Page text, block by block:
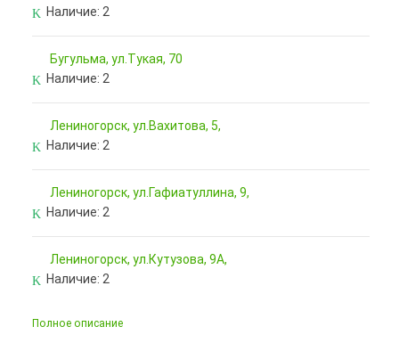
Наличие: 2
Бугульма, ул.Тукая, 70
Наличие: 2
Лениногорск, ул.Вахитова, 5,
Наличие: 2
Лениногорск, ул.Гафиатуллина, 9,
Наличие: 2
Лениногорск, ул.Кутузова, 9А,
Наличие: 2
Полное описание